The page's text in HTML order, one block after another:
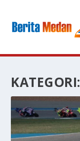
KATEGORI: